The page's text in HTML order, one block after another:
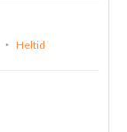
Heltid